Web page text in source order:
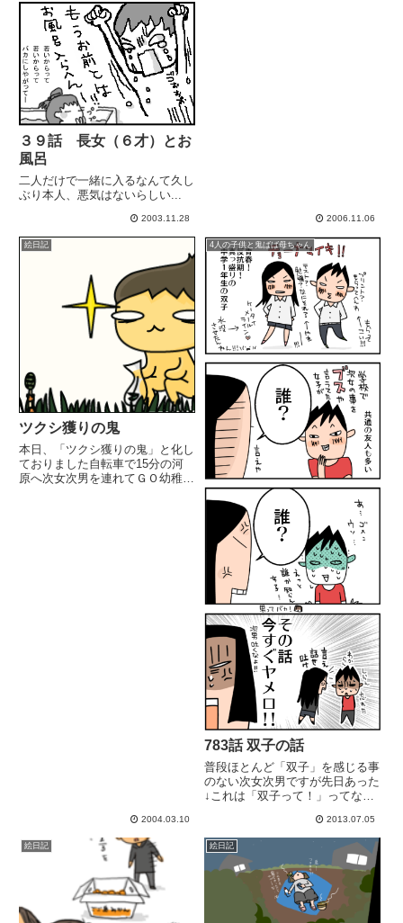
３９話 長女（６才）とお
風呂
二人だけで一緒に入るなんて久し
ぶり本人、悪気はないらしい...
2003.11.28 2006.11.06
絵日記
ツクシ獲りの鬼
本日、「ツクシ獲りの鬼」と化し
ておりました自転車で15分の河
原へ次女次男を連れてＧＯ幼稚園
2004.03.10
4人の子供と鬼ばば母ちゃん
783話 双子の話
普段ほとんど「双子」を感じる事
のない次女次男ですが先日あった
↓これは「双子って！」ってな話
母が風呂行ってる間に吐かされて
次女は相手にブチ切れてカーチャ
ン、中学校の個人面談が恐いわ！
話が筒抜けで便利な事もあるの...
2013.07.05
絵日記 絵日記